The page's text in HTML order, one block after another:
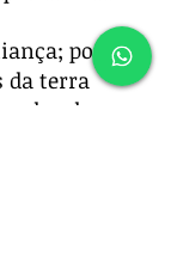
pois os
da terra
de